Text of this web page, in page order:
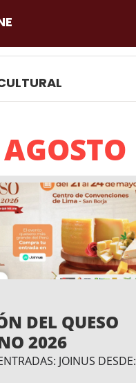
DEL QUESO
2026
JOINUS DESDE: